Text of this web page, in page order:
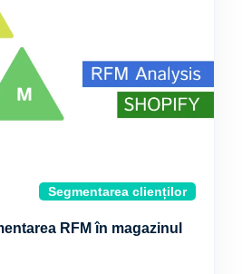
Segmentarea clienților
RFM în magazinul